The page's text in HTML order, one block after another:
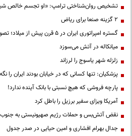
تشخیص روان‌شناختی ترامپ: «او تجسم خالص
۲ گزینه صنعا برای ریاض
گستره امپراتوری ایران در ۵ قرن پیش از میلاد؛ تصویری از ایران ۲۵ قرن پیش
میانکاله در آتش می‌سوزد
زلزله شهر یاسوج را لرزاند
پزشکیان: تنها کسانی که در خیابان بودند ایران
پارچه فروشی که هیچ نسبتی با بانک آینده ندارد!
آمریکا ویزای سفیر برزیل را باطل کرد
نقض آتش‌بس و حملات رژیم صهیونیستی به جنوب
جدال بهرام افشاری و امین حیایی در صدر جدول